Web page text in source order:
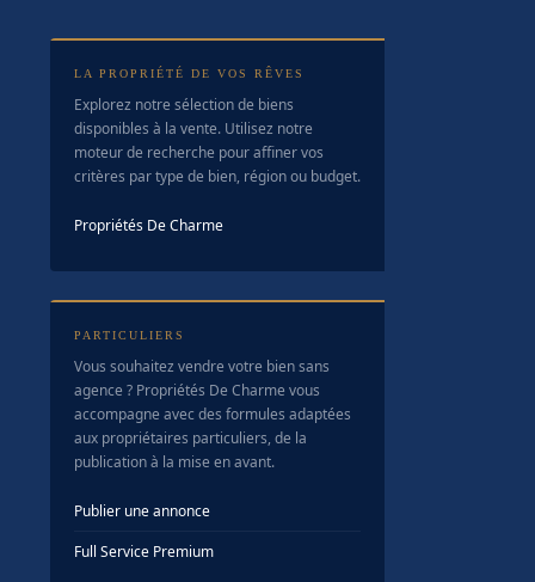
LA PROPRIÉTÉ DE VOS RÊVES
Explorez notre sélection de biens
disponibles à la vente. Utilisez notre
moteur de recherche pour affiner vos
critères par type de bien, région ou budget.
Propriétés De Charme
PARTICULIERS
Vous souhaitez vendre votre bien sans
agence ? Propriétés De Charme vous
accompagne avec des formules adaptées
aux propriétaires particuliers, de la
publication à la mise en avant.
Publier une annonce
Full Service Premium